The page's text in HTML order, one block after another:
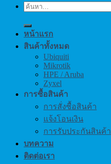
ค้นหา:
หน้าแรก
สินค้าทั้งหมด
Ubiquiti
Mikrotik
HPE / Aruba
Zyxel
การซื้อสินค้า
การสั่งซื้อสินค้า
แจ้งโอนเงิน
การรับประกันสินค้า
บทความ
ติดต่อเรา